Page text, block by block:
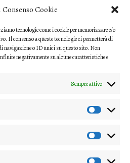
Consenso Cookie
tecnologie come i cookie per memorizzare e/o
Il consenso a queste tecnologie ci permetterà di
navigazione o ID unici su questo sito. Non
negativamente su alcune caratteristiche e
Sempre attivo
essere inviati ai